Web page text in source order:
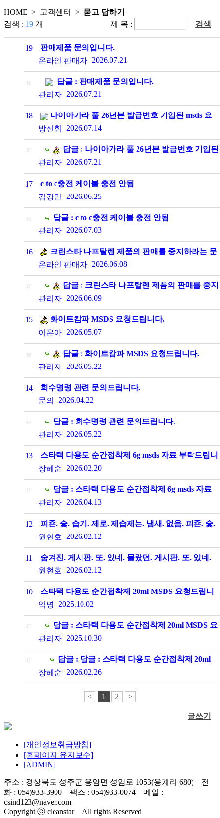
HOME > 고객센터 > 묻고 답하기
검색 : 19 개 제 목 : 검색
19
판매제품 문의입니다.
온라인 판매자 2026.07.21
re
답글 : 판매제품 문의입니다.
관리자 2026.07.21
18
나이아가라 풀 26년본 발급번호 기입된 msds 요
청드립니다.
방신휘 2026.07.14
re
답글 : 나이아가라 풀 26년본 발급번호 기입된
msds 요청드립니다.
관리자 2026.07.21
17
c to c충전 케이블 충전 안됨
김강민
2026.06.25
re
답글 : c to c충전 케이블 충전 안됨
관리자 2026.07.03
16
크린스타 나프탈렌 제품의 판매를 중지하라는 문
자메시지를 받았습니다.
온라인 판매자 2026.06.08
re
답글 : 크린스타 나프탈렌 제품의 판매를 중지
하라는 문자메시지를 받았습니다.
관리자 2026.06.09
15
화이트캄파 MSDS 요청드립니다.
이은아 2026.05.07
re
답글 : 화이트캄파 MSDS 요청드립니다.
관리자 2026.05.22
14
회수명령 관련 문의드립니다.
문의
2026.04.22
re
답글 : 회수명령 관련 문의드립니다.
관리자 2026.05.22
13
스타택 다용도 순간접착제 6g msds 자료 부탁드립니
다.
장혜순 2026.02.20
re
답글 : 스타택 다용도 순간접착제 6g msds 자료
부탁드립니다.
관리자 2026.04.13
12
피죤. 숯. 습기. 제로. 제습제는. 냄새. 없음. 피죤. 숯.
습기. 제로는. 냄새. 없음.
원현호 2026.02.12
11
숨겨진. 게시판. 또. 있네. 몰랐던. 게시판. 또. 있네.
퀵스타 습기 제거. 허브. 냄새. 자극적. 아무런 냄새도
없어야 됩니다. 냄새. 독하고. 심하고. 너무 멀리 퍼지
고.
원현호 2026.02.12
10
스타택 다용도 순간접착제 20ml MSDS 요청드립니
다
익명 2025.10.02
re
답글 : 스타택 다용도 순간접착제 20ml MSDS 요
청드립니다
관리자 2025.10.30
re
답글 : 답글 : 스타택 다용도 순간접착제 20ml
MSDS 요청드립니다
장혜순 2026.02.26
< 1 2 >
글쓰기
[개인정보취급방침]
[홈페이지 유지보수]
[ADMIN]
주소 : 경상북도 성주군 용암면 성암로 1053(용계리 680) 전
화 : 054)933-3900 팩스 : 054)933-0074 메일 :
csind123@naver.com
Copyright ⓒ cleanstar All rights Reserved